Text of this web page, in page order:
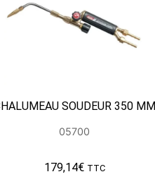
SOUDEUR 350 MM
05700
179,14€ TTC